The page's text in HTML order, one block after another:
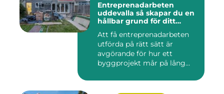
Entreprenadarbeten
uddevalla så skapar du en
hållbar grund för ditt
Att få entreprenadarbeten
utförda på rätt sätt är
avgörande för hur ett
byggprojekt mår på lång